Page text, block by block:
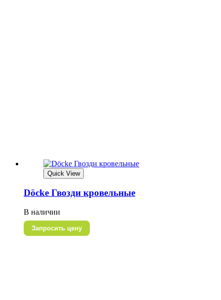
Quick View
Döcke Гвозди кровельные
В наличии
Запросить цену